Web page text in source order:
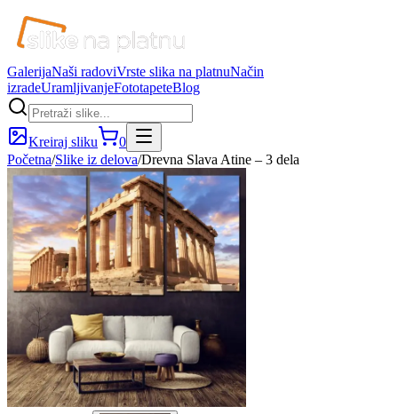
GalerijaNaši radoviVrste slika na platnuNačin
izradeUramljivanjeFototapeteBlog
Kreiraj sliku
0
Početna/Slike iz delova/Drevna Slava Atine – 3 dela